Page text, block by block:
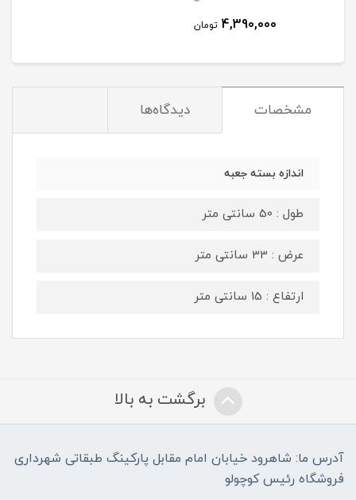
4,390,000 تومان
مشخصات دیدگاه‌ها
اندازه بسته جعبه
طول : 50 سانتی متر
عرض : 33 سانتی متر
ارتفاع : 15 سانتی متر
برگشت به بالا
آدرس ما: شاهرود خیابان امام مقابل پارکینگ طبقاتی شهرداری
فروشگاه رئیس کوچولو